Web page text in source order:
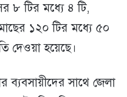
৮ টির মধ্যে ৪ টি,
১২০ টির মধ্যে ৫০
দেওয়া হয়েছে।
ব্যবসায়ীদের সাথে জেলা